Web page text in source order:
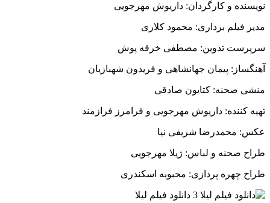
نویسنده و کارگردان: داریوش مهرجویی
مدیر فیلم برداری: محمود کلاری
سرپرست تدوین: مصطفی خرقه پوش
آهنگساز: پیمان جهانشاهی و فریدون شهبازیان
منشی صحنه: کتایون صادقی
تهیه کننده: داریوش مهرجویی و فرامرز فرازمند
عکس: محمدرضا شریفی نیا
طراح صحنه و لباس: ژیلا مهرجویی
طراح چهره پردازی: محبوبه اسکندری